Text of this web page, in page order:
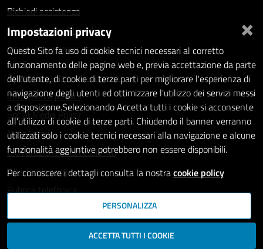
Richiedi assistenza
Statistiche dei Siti web
Intranet - accesso riservato
Amministrazione trasparente
Informativa privacy
Social Media Policy
Note legali
Dichiarazione di accessibilità
Whistleblowing
Rubrica telefonica
SEGUICI SU
×
Impostazioni privacy
Questo Sito fa uso di cookie tecnici necessari al corretto
funzionamento delle pagine web e, previa accettazione da parte
dell'utente, di cookie di terze parti per migliorare l'esperienza di
navigazione degli utenti ed ottimizzare l'utilizzo dei servizi messi
a disposizione.Selezionando Accetta tutti i cookie si acconsente
all'utilizzo di cookie di terze parti. Chiudendo il banner verranno
utilizzati solo i cookie tecnici necessari alla navigazione e alcune
funzionalità aggiuntive potrebbero non essere disponibili.
Per conoscere i dettagli consulta la nostracookie policy
PERSONALIZZA
ACCETTA TUTTI I COOKIE